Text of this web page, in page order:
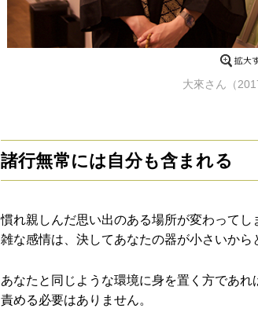
大來さん（
諸行無常には自分も含まれる
慣れ親しんだ思い出のある場所が変わって
雑な感情は、決してあなたの器が小さいから
あなたと同じような環境に身を置く方であ
責める必要はありません。